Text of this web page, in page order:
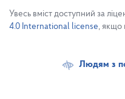
Увесь вміст доступний за
4.0 International license, якщо
Людям з